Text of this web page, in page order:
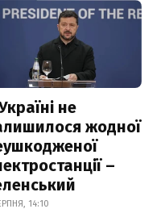
не
жодної
–
14:10